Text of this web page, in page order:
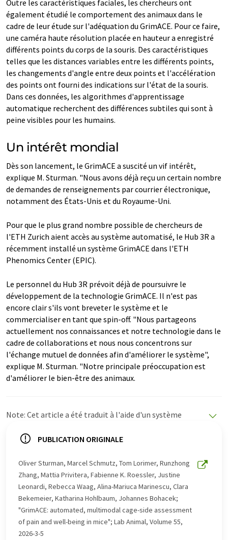
Outre les caractéristiques faciales, les chercheurs ont
également étudié le comportement des animaux dans le
cadre de leur étude sur l'adéquation du GrimACE. Pour ce faire,
une caméra haute résolution placée en hauteur a enregistré
différents points du corps de la souris. Des caractéristiques
telles que les distances variables entre les différents points,
les changements d'angle entre deux points et l'accélération
des points ont fourni des indications sur l'état de la souris.
Dans ces données, les algorithmes d'apprentissage
automatique recherchent des différences subtiles qui sont à
peine visibles pour les humains.
Un intérêt mondial
Dès son lancement, le GrimACE a suscité un vif intérêt,
explique M. Sturman. "Nous avons déjà reçu un certain nombre
de demandes de renseignements par courrier électronique,
notamment des États-Unis et du Royaume-Uni.
Pour que le plus grand nombre possible de chercheurs de
l'ETH Zurich aient accès au système automatisé, le Hub 3R a
récemment installé un système GrimACE dans l'ETH
Phenomics Center (EPIC).
Le personnel du Hub 3R prévoit déjà de poursuivre le
développement de la technologie GrimACE. Il n'est pas
encore clair s'ils vont breveter le système et le
commercialiser en tant que spin-off. "Nous partageons
actuellement nos connaissances et notre technologie dans le
cadre de collaborations et nous nous concentrons sur
l'échange mutuel de données afin d'améliorer le système",
explique M. Sturman. "Notre principale préoccupation est
d'améliorer le bien-être des animaux.
Note: Cet article a été traduit à l'aide d'un système
propose ces traductions automatiques pour présenter
été traduit avec traduction automatique, il est possible
qu'il contienne des erreurs de vocabulaire, de syntaxe ou
de grammaire. L'article original dans Anglais peut être
trouvéici.
PUBLICATION ORIGINALE
Oliver Sturman, Marcel Schmutz, Tom Lorimer, Runzhong
Zhang, Mattia Privitera, Fabienne K. Roessler, Justine
Leonardi, Rebecca Waag, Alina-Mariuca Marinescu, Clara
Bekemeier, Katharina Hohlbaum, Johannes Bohacek;
"GrimACE: automated, multimodal cage-side assessment
of pain and well-being in mice"; Lab Animal, Volume 55,
2026-3-5